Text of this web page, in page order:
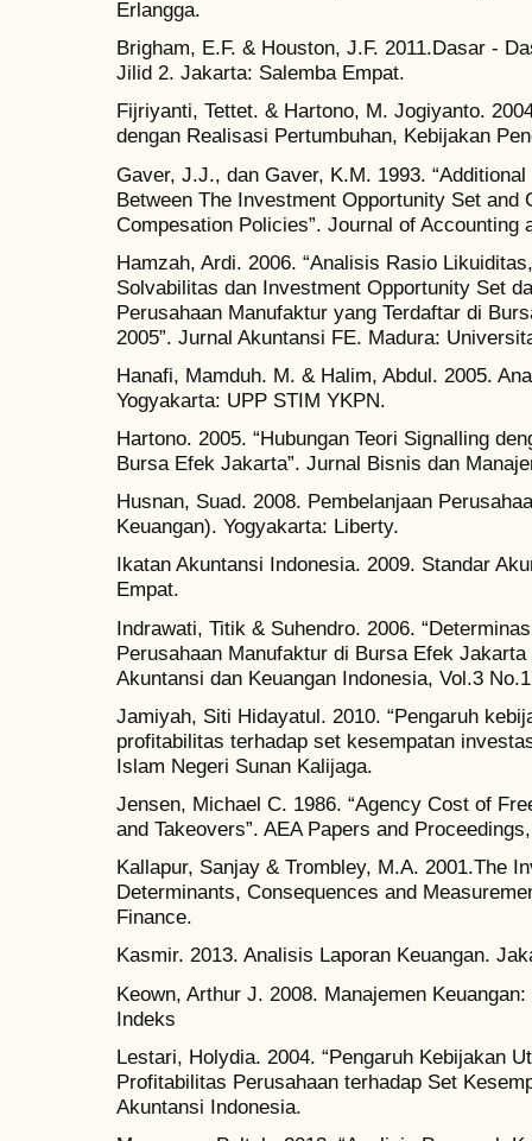
Erlangga.
Brigham, E.F. & Houston, J.F. 2011.Dasar -
Jilid 2. Jakarta: Salemba Empat.
Fijriyanti, Tettet. & Hartono, M. Jogiyanto.
dengan Realisasi Pertumbuhan, Kebijakan
Gaver, J.J., dan Gaver, K.M. 1993.
Between The Investment Opportunity Set and
Compesation Policies”. Journal of Accounting
Hamzah, Ardi. 2006. “Analisis Rasio
Solvabilitas dan Investment Opportunity Set
Perusahaan Manufaktur yang Terdaftar di
2005”. Jurnal Akuntansi FE. Madura:
Hanafi, Mamduh. M. & Halim, Abdul. 2005.
Yogyakarta: UPP STIM YKPN.
Hartono. 2005. “Hubungan Teori Signalling
Bursa Efek Jakarta”. Jurnal Bisnis dan
Husnan, Suad. 2008. Pembelanjaan
Keuangan). Yogyakarta: Liberty.
Ikatan Akuntansi Indonesia. 2009. Standar
Empat.
Indrawati, Titik & Suhendro. 2006.
Perusahaan Manufaktur di Bursa Efek
Akuntansi dan Keuangan Indonesia, Vol.3
Jamiyah, Siti Hidayatul. 2010. “Pengaruh
profitabilitas terhadap set kesempatan
Islam Negeri Sunan Kalijaga.
Jensen, Michael C. 1986. “Agency Cost of
and Takeovers”. AEA Papers and
Kallapur, Sanjay & Trombley, M.A. 2001.The
Determinants, Consequences and
Finance.
Kasmir. 2013. Analisis Laporan Keuangan.
Keown, Arthur J. 2008. Manajemen
Indeks
Lestari, Holydia. 2004. “Pengaruh Kebijakan
Profitabilitas Perusahaan terhadap Set
Akuntansi Indonesia.